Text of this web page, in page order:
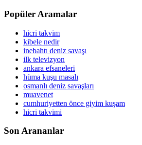
Popüler Aramalar
hicri takvim
kibele nedir
inebahtı deniz savaşı
ilk televizyon
ankara efsaneleri
hüma kuşu masalı
osmanlı deniz savaşları
muavenet
cumhuriyetten önce giyim kuşam
hicri takvimi
Son Arananlar